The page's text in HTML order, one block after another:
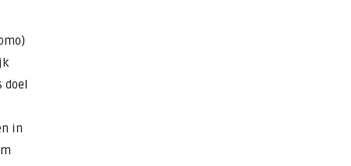
doel
in